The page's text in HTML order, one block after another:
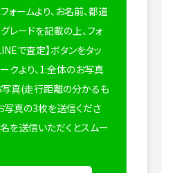
ォームより、お名前、都道
レードを記載の上、フォ
で査定】ボタンをタッ
クより、1:全体のお写真
写真(走行距離の分かるも
写真の3枚を送信くださ
を送信いただくとスムー